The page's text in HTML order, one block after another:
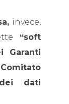
invece,
“soft
Garanti
dati